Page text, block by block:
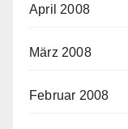
April 2008
März 2008
Februar 2008